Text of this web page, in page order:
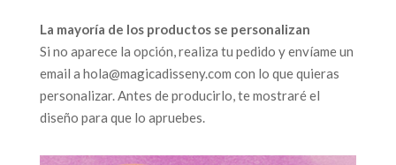
La mayoría de los productos se personalizan
Si no aparece la opción, realiza tu pedido y envíame un
email a hola@magicadisseny.com con lo que quieras
personalizar. Antes de producirlo, te mostraré el
diseño para que lo apruebes.